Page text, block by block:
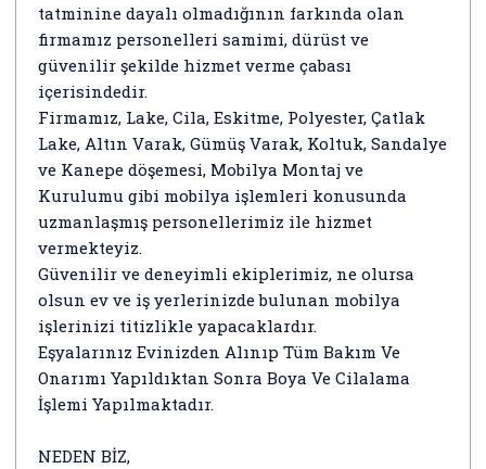
tatminine dayalı olmadığının farkında olan
firmamız personelleri samimi, dürüst ve
güvenilir şekilde hizmet verme çabası
içerisindedir.
Firmamız, Lake, Cila, Eskitme, Polyester, Çatlak
Lake, Altın Varak, Gümüş Varak, Koltuk, Sandalye
ve Kanepe döşemesi, Mobilya Montaj ve
Kurulumu gibi mobilya işlemleri konusunda
uzmanlaşmış personellerimiz ile hizmet
vermekteyiz.
Güvenilir ve deneyimli ekiplerimiz, ne olursa
olsun ev ve iş yerlerinizde bulunan mobilya
işlerinizi titizlikle yapacaklardır.
Eşyalarınız Evinizden Alınıp Tüm Bakım Ve
Onarımı Yapıldıktan Sonra Boya Ve Cilalama
İşlemi Yapılmaktadır.
NEDEN BİZ,